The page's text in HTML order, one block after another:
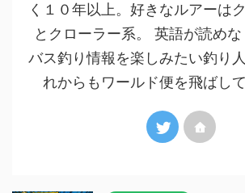
く１０年以上。好きなルアーは
とクローラー系。 英語が読め
バス釣り情報を楽しみたい釣り
れからもワールド便を飛ばし